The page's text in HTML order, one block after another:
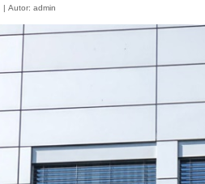
| Autor: admin